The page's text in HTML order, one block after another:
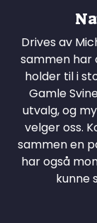
Drives av
sammen har
holder til i
Gamle
utvalg, og
velger oss.
sammen en
har også
kunne